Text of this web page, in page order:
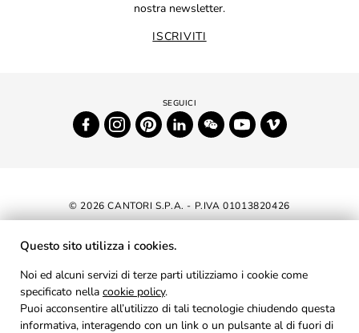
nostra newsletter.
ISCRIVITI
© 2026 CANTORI S.P.A. - P.IVA 01013820426
DICHIARAZIONE DI ACCESSIBILITÀ
AREA RISERVATA
PRIVACY
Questo sito utilizza i cookies.
Noi ed alcuni servizi di terze parti utilizziamo i cookie come
specificato nella cookie policy.
Puoi acconsentire all’utilizzo di tali tecnologie chiudendo questa
informativa, interagendo con un link o un pulsante al di fuori di